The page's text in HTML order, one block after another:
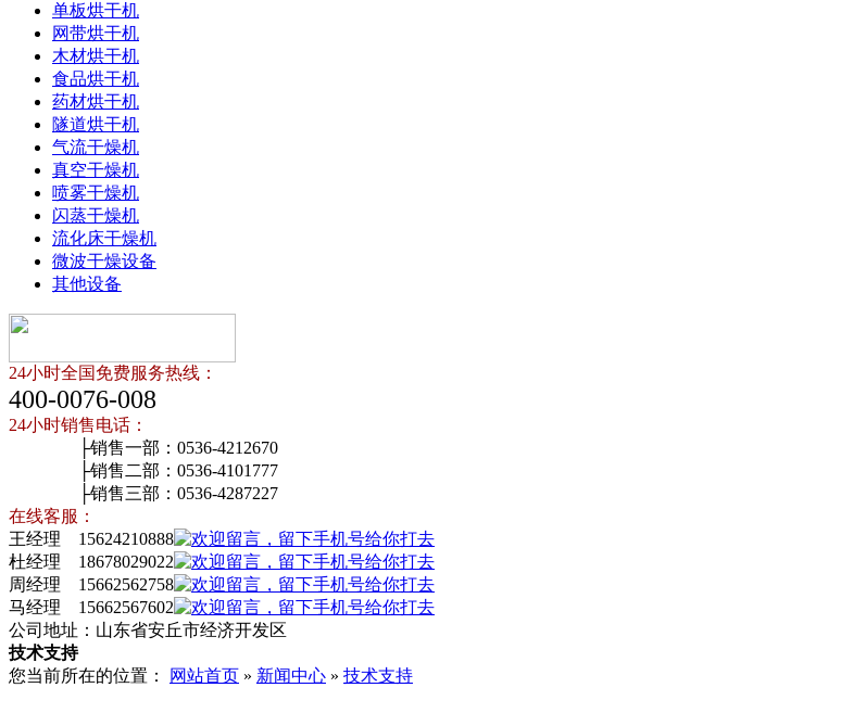
单板烘干机
网带烘干机
木材烘干机
食品烘干机
药材烘干机
隧道烘干机
气流干燥机
真空干燥机
喷雾干燥机
闪蒸干燥机
流化床干燥机
微波干燥设备
其他设备
24小时全国免费服务热线：
400-0076-008
24小时销售电话：
├销售一部：0536-4212670
├销售二部：0536-4101777
├销售三部：0536-4287227
在线客服：
王经理 15624210888
杜经理 18678029022
周经理 15662562758
马经理 15662567602
公司地址：山东省安丘市经济开发区
技术支持
您当前所在的位置：
网站首页 » 新闻中心 » 技术支持